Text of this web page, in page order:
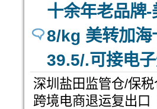
十余年老品牌
8/kg 美转加
39.5/.可接电
深圳盐田监管仓/保
跨境电商退运复出口